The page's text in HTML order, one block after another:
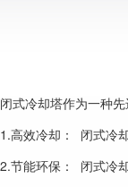
闭式冷却塔作为一种
1.高效冷却：  闭式冷
2.节能环保：  闭式冷